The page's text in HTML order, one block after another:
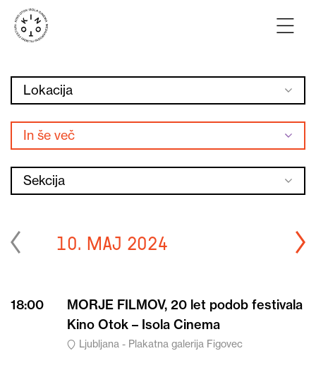
Lokacija
In še več
Sekcija
10. maj 2024
18:00
MORJE FILMOV, 20 let podob festivala
Kino Otok – Isola Cinema
Ljubljana - Plakatna galerija Figovec